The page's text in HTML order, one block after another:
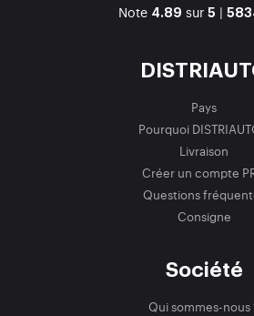
Note 4.89 sur 5 |
Pays
Pourquoi
Livraison
Créer un compte
Questions
Consigne
Société
Qui sommes-nous